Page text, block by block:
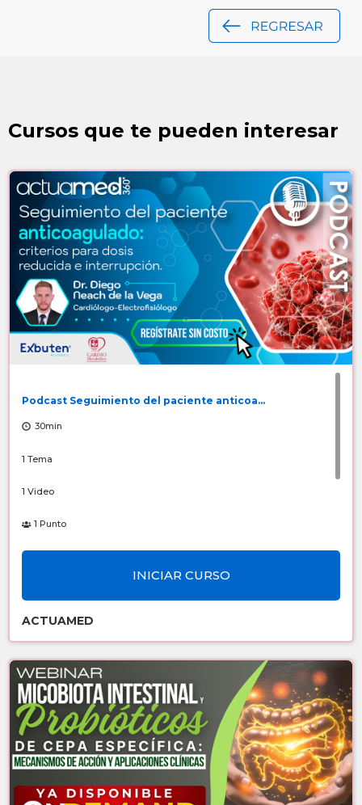
Cursos que te pueden interesar
Podcast Seguimiento del paciente anticoa...
30min
1 Tema
1 Video
1 Punto
Número de Registro: 6526/2026
INICIAR CURSO
ACTUAMED